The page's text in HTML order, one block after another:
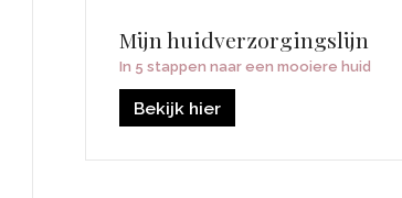
Mijn huidverzorgingslijn
In 5 stappen naar een mooiere huid
Bekijk hier